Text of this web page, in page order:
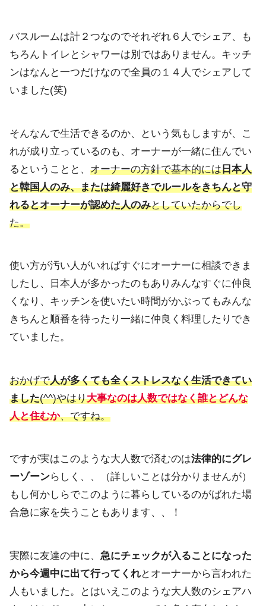
バスルームは計２つなのでそれぞれ６人でシェア、
も
ちろんトイレとシャワーは別ではありません。 キッチ
ンはなんと一つだけなので全員の１４人でシェアして
いました(笑)
そんなんで生活できるのか、という気もしますが、
こ
れが成り立っているのも、 オーナーが一緒に住んでい
るということと、 オーナーの方針で基本的には日本人
と韓国人のみ、または綺麗好きでルールをきちんと守
れるとオーナーが認めた人のみとしていたからでし
た。
使い方が汚い人がいればすぐにオーナーに相談できま
したし、
日本人が多かったのもありみんなすぐに仲良
くなり、 キッチンを使いたい時間がかぶってもみんな
きちんと順番を待った り一緒に仲良く料理したりでき
ていました。
おかげで人が多くても全くストレスなく生活できてい
ました(^^)やはり大事なのは人数ではなく誰とどんな
人と住むか、ですね。
ですが実はこのような大人数で済むのは法律的にグレ
ーゾーンらし く、、（詳しいことは分かりませんが）
もし何かしらでこのように暮らしているのがばれた場
合急に家を失 うこともあります、、！
実際に友達の中に、 急にチェックが入ることになった
から今週中に出て行ってくれとオーナーから言われた
人もいました。
とはいえこのような大人数のシェアハ